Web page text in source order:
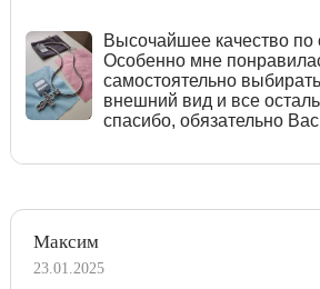
Высочайшее качество по
Особенно мне
самостоятельно
внешний вид и все
спасибо, обязательно
Максим
23.01.2025